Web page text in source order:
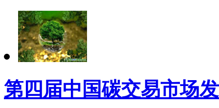
第四届中国碳交易市场